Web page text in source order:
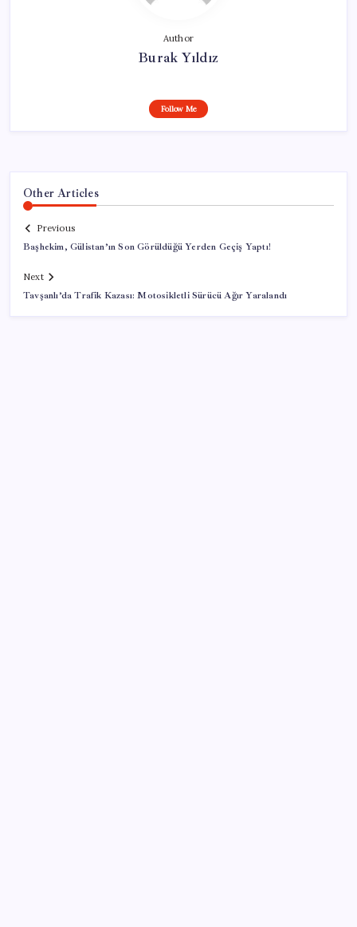
Author
Burak Yıldız
Follow Me
Other Articles
Previous
Başhekim, Gülistan’ın Son Görüldüğü Yerden Geçiş Yaptı!
Next
Tavşanlı’da Trafik Kazası: Motosikletli Sürücü Ağır Yaralandı